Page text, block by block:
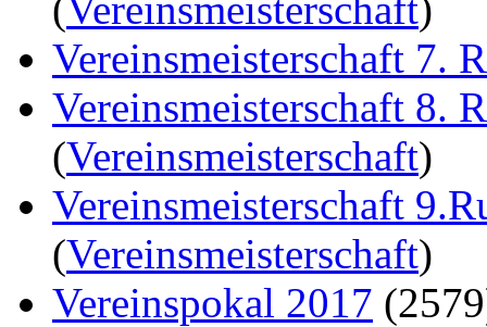
Vereinsmeisterschaft 7.
Vereinsmeisterschaft 8.
(Vereinsmeisterschaft)
Vereinsmeisterschaft
(Vereinsmeisterschaft)
Vereinspokal 2017